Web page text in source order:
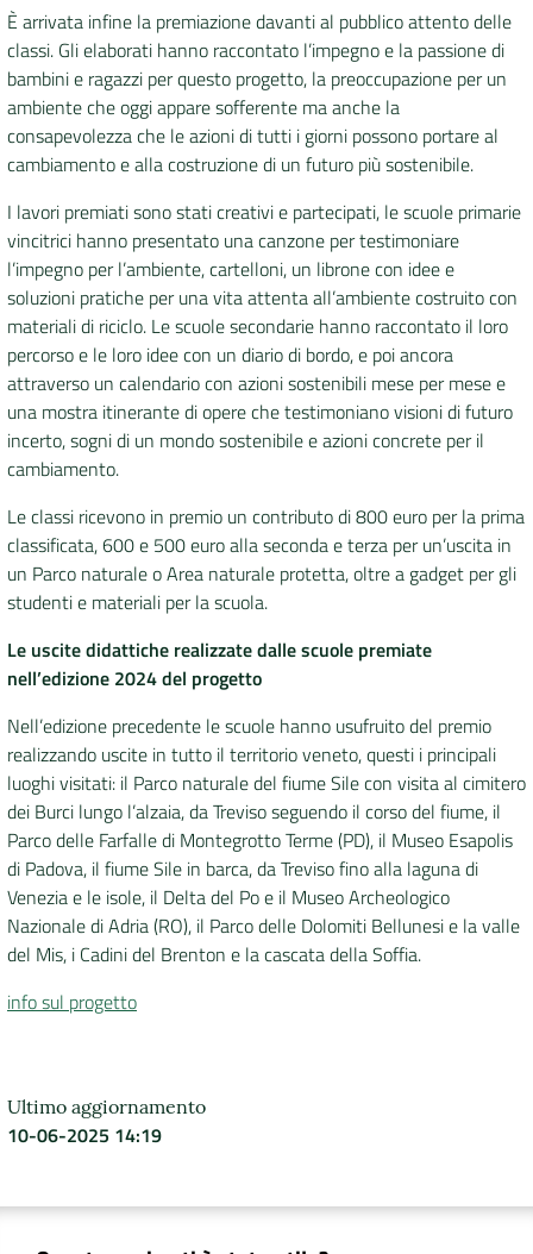
È arrivata infine la premiazione davanti al pubblico attento delle
classi. Gli elaborati hanno raccontato l’impegno e la passione di
bambini e ragazzi per questo progetto, la preoccupazione per un
ambiente che oggi appare sofferente ma anche la
consapevolezza che le azioni di tutti i giorni possono portare al
cambiamento e alla costruzione di un futuro più sostenibile.
I lavori premiati sono stati creativi e partecipati, le scuole primarie
vincitrici hanno presentato una canzone per testimoniare
l’impegno per l’ambiente, cartelloni, un librone con idee e
soluzioni pratiche per una vita attenta all’ambiente costruito con
materiali di riciclo. Le scuole secondarie hanno raccontato il loro
percorso e le loro idee con un diario di bordo, e poi ancora
attraverso un calendario con azioni sostenibili mese per mese e
una mostra itinerante di opere che testimoniano visioni di futuro
incerto, sogni di un mondo sostenibile e azioni concrete per il
cambiamento.
Le classi ricevono in premio un contributo di 800 euro per la prima
classificata, 600 e 500 euro alla seconda e terza per un’uscita in
un Parco naturale o Area naturale protetta, oltre a gadget per gli
studenti e materiali per la scuola.
Le uscite didattiche realizzate dalle scuole premiate
nell’edizione 2024 del progetto
Nell’edizione precedente le scuole hanno usufruito del premio
realizzando uscite in tutto il territorio veneto, questi i principali
luoghi visitati: il Parco naturale del fiume Sile con visita al cimitero
dei Burci lungo l’alzaia, da Treviso seguendo il corso del fiume, il
Parco delle Farfalle di Montegrotto Terme (PD), il Museo Esapolis
di Padova, il fiume Sile in barca, da Treviso fino alla laguna di
Venezia e le isole, il Delta del Po e il Museo Archeologico
Nazionale di Adria (RO), il Parco delle Dolomiti Bellunesi e la valle
del Mis, i Cadini del Brenton e la cascata della Soffia.
info sul progetto
Ultimo aggiornamento
10-06-2025 14:19